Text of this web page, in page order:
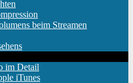
beim Streamen
im Detail
iTunes